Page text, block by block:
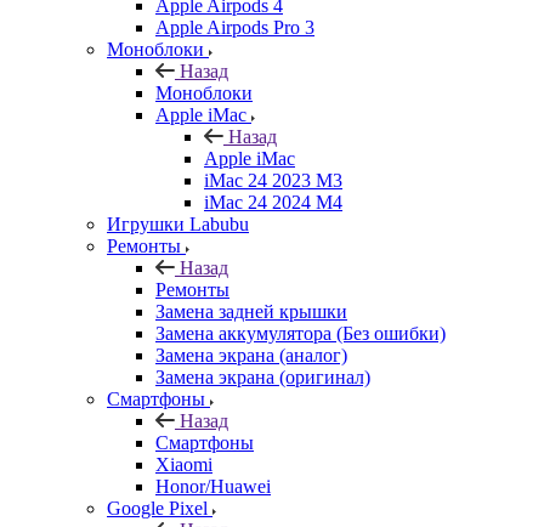
Apple Airpods 4
Apple Airpods Pro 3
Моноблоки
Назад
Моноблоки
Apple iMac
Назад
Apple iMac
iMac 24 2023 M3
iMac 24 2024 M4
Игрушки Labubu
Ремонты
Назад
Ремонты
Замена задней крышки
Замена аккумулятора (Без ошибки)
Замена экрана (аналог)
Замена экрана (оригинал)
Смартфоны
Назад
Смартфоны
Xiaomi
Honor/Huawei
Google Pixel